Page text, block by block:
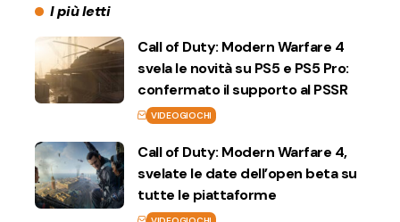
I più letti
Call of Duty: Modern Warfare 4
svela le novità su PS5 e PS5 Pro:
confermato il supporto al PSSR
VIDEOGIOCHI
Call of Duty: Modern Warfare 4,
svelate le date dell’open beta su
tutte le piattaforme